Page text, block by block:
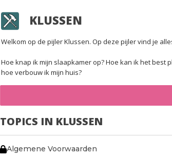
KLUSSEN
Welkom op de pijler Klussen. Op deze pijler vind je
Hoe knap ik mijn slaapkamer op? Hoe kan ik het
hoe verbouw ik mijn huis?
TOPICS IN KLUSSEN
Algemene Voorwaarden